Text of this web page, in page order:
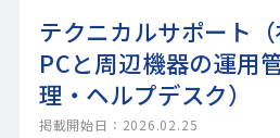
テクニカルサポート
PCと周辺機器の運用
理・ヘルプデスク）
掲載開始日：2026.02.25